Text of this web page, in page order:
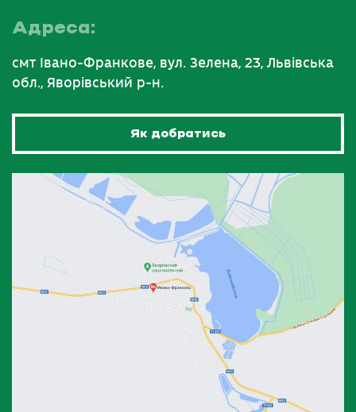
Адреса:
смт Івано-Франкове, вул. Зелена, 23, Львівська
обл., Яворівський р-н.
Як добратись